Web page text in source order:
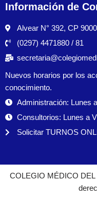
Información de
Alvear N° 392, CP
(0297) 4471880 / 81
Nuevos horarios por los
conocimiento.
Administración: Lunes
Consultorios: Lunes a
Solicitar TURNOS
COLEGIO MÉDICO